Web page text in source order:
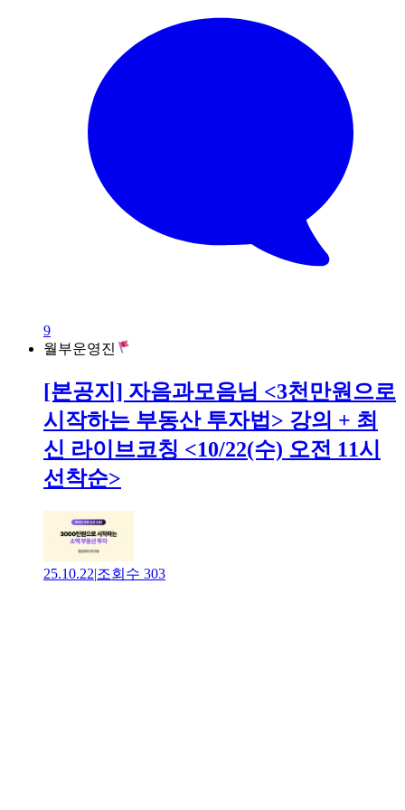
9
월부운영진
[본공지] 자음과모음님 <3천만원으로
시작하는 부동산 투자법> 강의 + 최
신 라이브코칭 <10/22(수) 오전 11시
선착순>
25.10.22|조회수 303